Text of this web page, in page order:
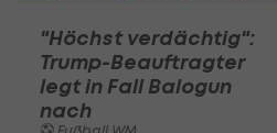
"Höchst verdächtig":
Trump-Beauftragter
legt in Fall Balogun
nach